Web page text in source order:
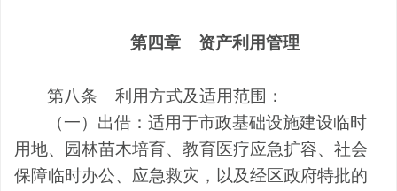
第四章 资产利用管理
第八条
利用方式及适用范围：
（一）出借：适用于市政基础设施建设临时
用地、园林苗木培育、教育医疗应急扩容、社会
保障临时办公、应急救灾，以及经区政府特批的